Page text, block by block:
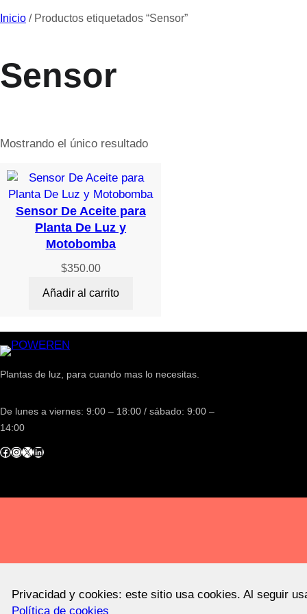
Inicio / Productos etiquetados “Sensor”
Sensor
Mostrando el único resultado
Sensor De Aceite para
Planta De Luz y
Motobomba
$350.00
Añadir al carrito
Plantas de luz, para cuando mas lo necesitas.
De lunes a viernes: 9:00 – 18:00 / sábado: 9:00 –
14:00
Facebook InstagramX LinkedIn
Privacidad y cookies: este sitio usa cookies. Al seguir
Política de cookies